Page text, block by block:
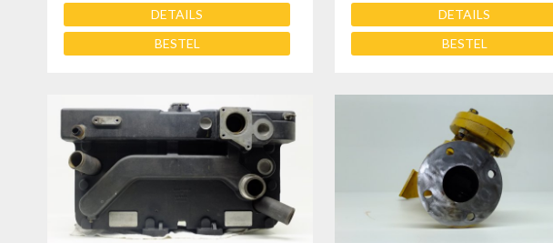
DETAILS
BESTEL
DETAILS
BESTEL